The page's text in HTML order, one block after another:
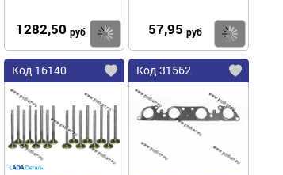
1282,50 руб Купить
57,95 руб
Код 16140 Код 31562